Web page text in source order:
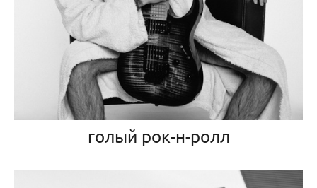
голый рок-н-ролл